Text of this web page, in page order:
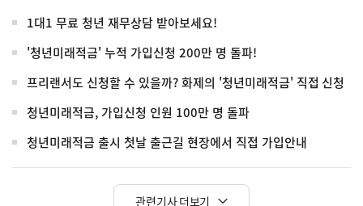
1대1 무료 청년 재무상담 받아보세요!
'청년미래적금' 누적 가입신청 200만 명 돌파!
프리랜서도 신청할 수 있을까? 화제의 '청년미래적금' 직접 신청
청년미래적금, 가입신청 인원 100만 명 돌파
청년미래적금 출시 첫날 출근길 현장에서 직접 가입안내
관련기사 더보기